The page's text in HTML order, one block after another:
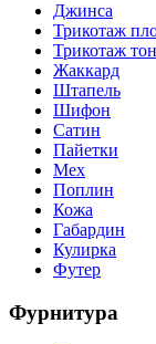
Джинса
Трикотаж
Трикотаж
Жаккард
Штапель
Шифон
Сатин
Пайетки
Мех
Поплин
Кожа
Габардин
Кулирка
Футер
Фурнитура